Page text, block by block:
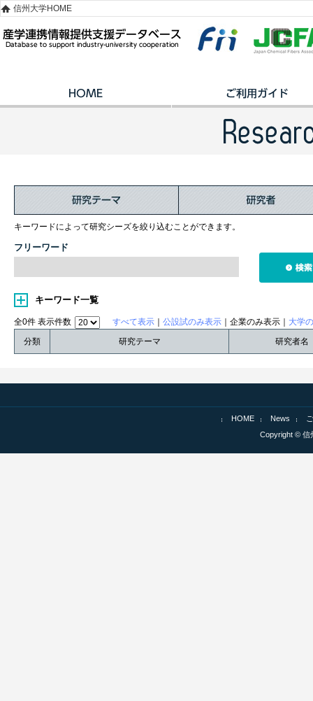
信州大学HOME
キーワードによって研究シーズを絞り込むことができます。
フリーワード
キーワード一覧
全0件 表示件数 すべて表示 公設試のみ表示 ｜企業のみ表示｜ 大学
分類
研究テーマ 研究者名
HOME News
Copyright © 信